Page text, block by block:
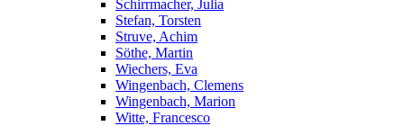
Schirrmacher, Julia
Stefan, Torsten
Struve, Achim
Söthe, Martin
Wiechers, Eva
Wingenbach, Clemens
Wingenbach, Marion
Witte, Francesco